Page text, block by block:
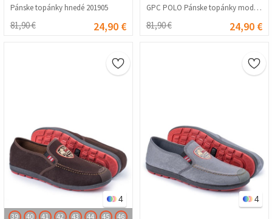
Pánske topánky hnedé 201905
81,90 € 24,90 €
GPC POLO Pánske topánky modré 201906
81,90 € 24,90 €
4
39 40 41 42 43 44 45
46
4